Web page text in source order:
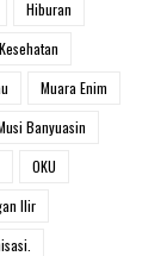
Hiburan
Kesehatan
Muara Enim
Banyuasin
OKU
Ilir